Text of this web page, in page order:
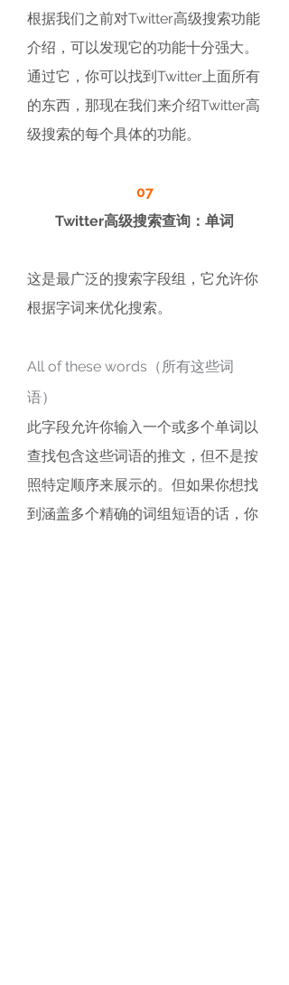
根据我们之前对Twitter高级搜索功能
介绍，可以发现它的功能十分强大。
通过它，你可以找到Twitter上面所有
的东西，那现在我们来介绍Twitter高
级搜索的每个具体的功能。
07
Twitter高级搜索查询：单词
这是最广泛的搜索字段组，它允许你
根据字词来优化搜索。
All of these words（所有这些词
语）
此字段允许你输入一个或多个单词以
查找包含这些词语的推文，但不是按
照特定顺序来展示的。但如果你想找
到涵盖多个精确的词组短语的话，你